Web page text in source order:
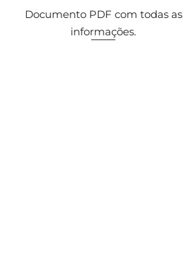
Documento PDF com todas as
informações.